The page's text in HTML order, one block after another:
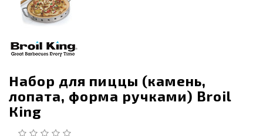
Набор для пиццы (камень,
лопата, форма ручками) Broil
Кing